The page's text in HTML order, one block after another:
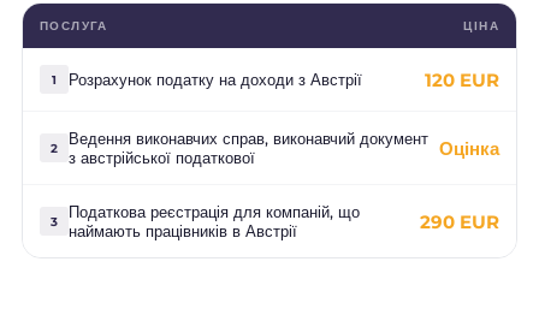
ПОСЛУГА ЦІНА
1 Розрахунок податку на доходи з Австрії 120 EUR
2
Ведення виконавчих справ, виконавчий документ
з австрійської податкової
Оцінка
3
Податкова реєстрація для компаній, що
наймають працівників в Австрії
290 EUR